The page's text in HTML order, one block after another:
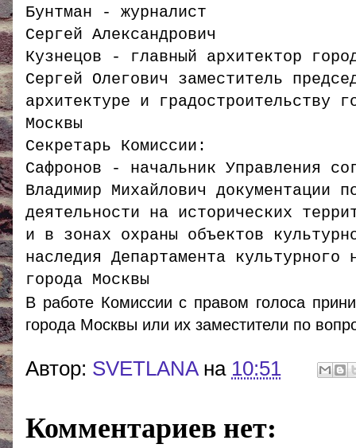
Бунтман - журналист
Сергей Александрович
Кузнецов - главный архитектор
Сергей Олегович заместитель
архитектуре и градостроительству
Москвы
Секретарь Комиссии:
Сафронов - начальник Управления
Владимир Михайлович документации
деятельности на исторических
и в зонах охраны объектов
наследия Департамента культурного
города Москвы
В работе Комиссии с правом голоса
города Москвы или их заместители по
Автор: SVETLANA на 10:51
Комментариев нет: